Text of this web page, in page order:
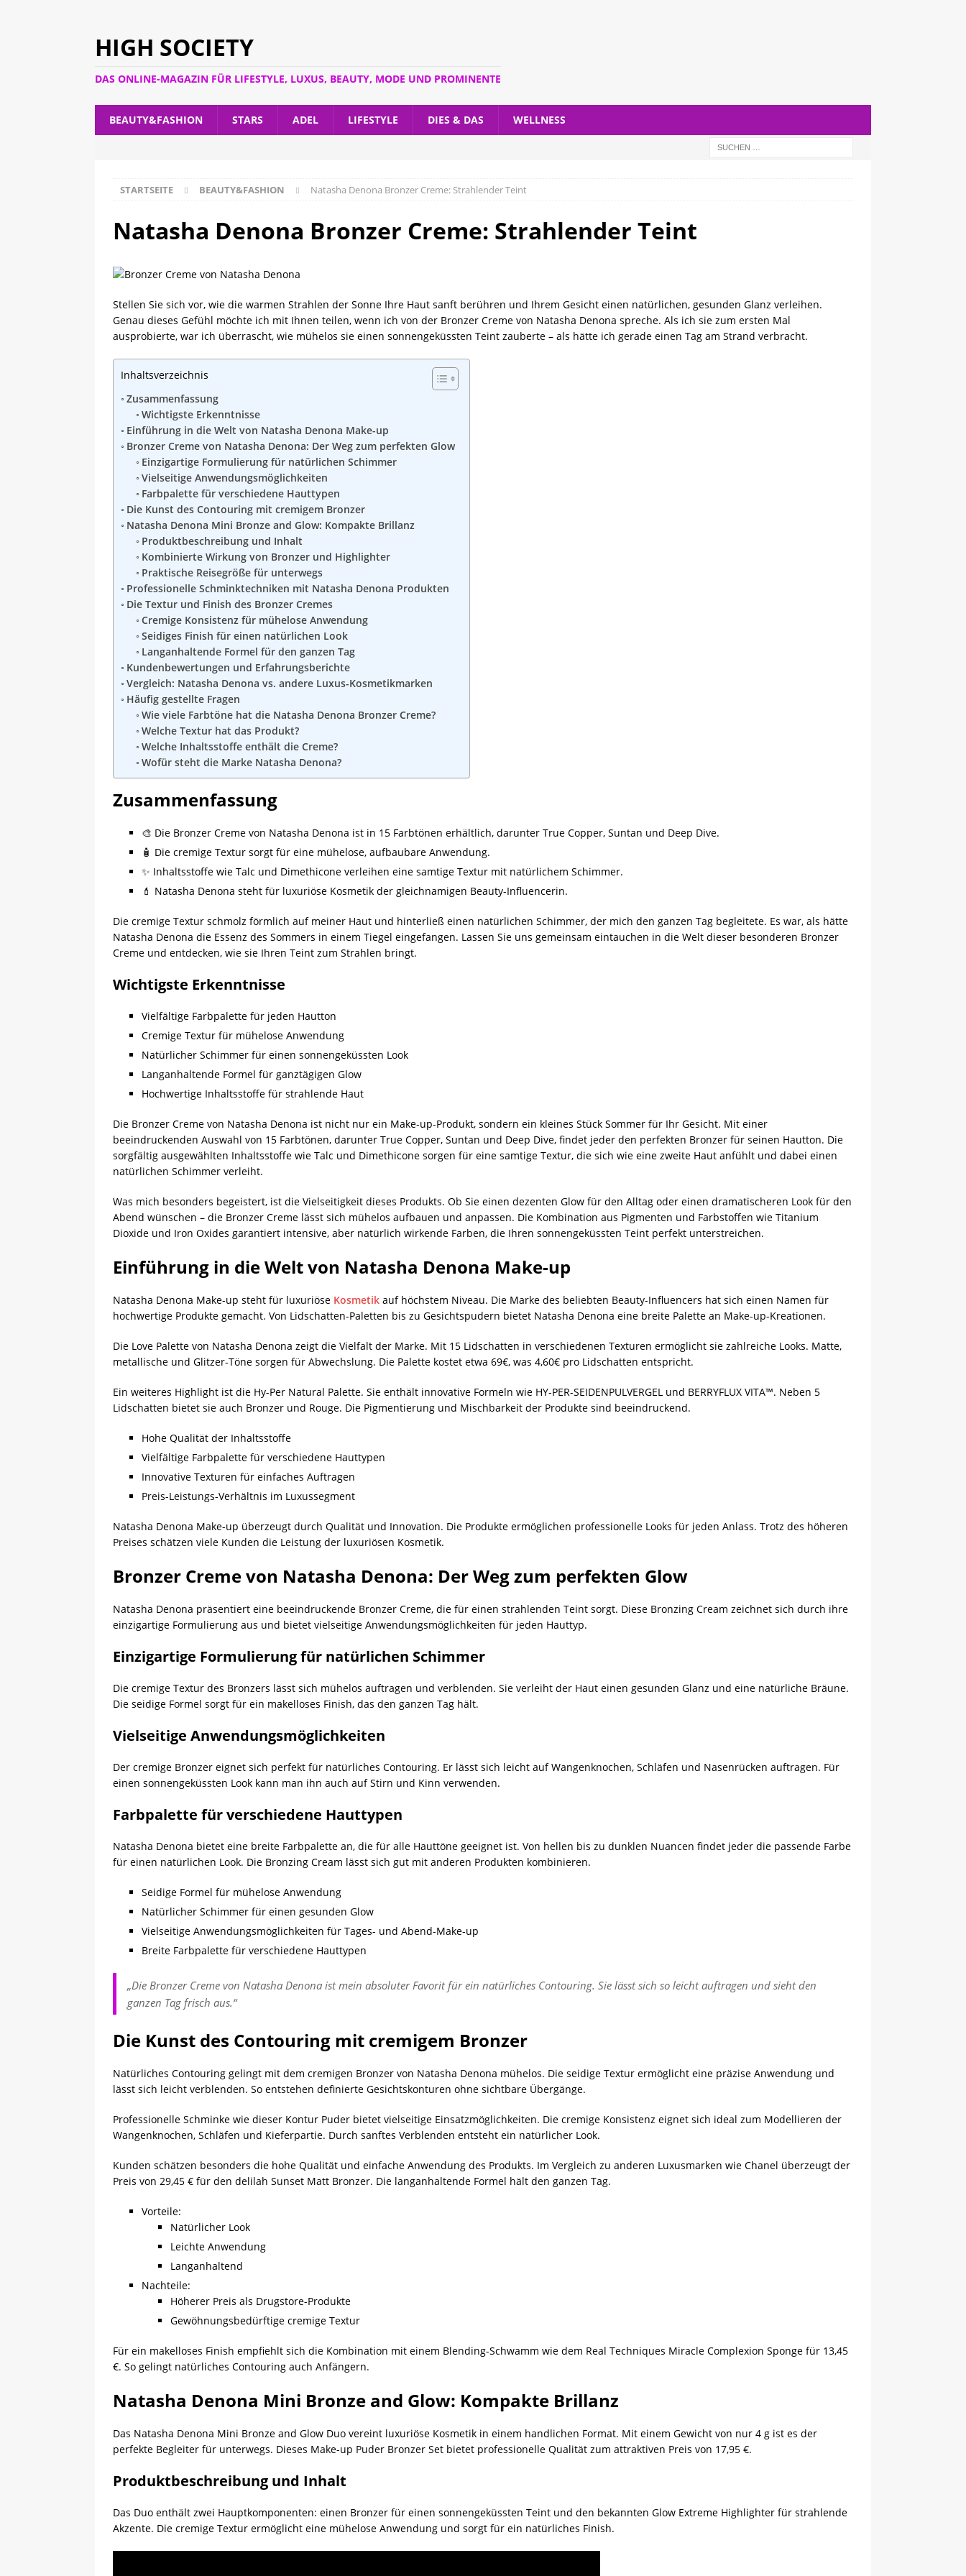
HIGH SOCIETY
DAS ONLINE-MAGAZIN FÜR LIFESTYLE, LUXUS, BEAUTY, MODE UND PROMINENTE
BEAUTY&FASHION STARS ADEL LIFESTYLE DIES & DAS WELLNESS
STARTSEITE BEAUTY&FASHION Natasha Denona Bronzer Creme: Strahlender Teint
Natasha Denona Bronzer Creme: Strahlender Teint
Stellen Sie sich vor, wie die warmen Strahlen der Sonne Ihre Haut sanft berühren und Ihrem Gesicht einen natürlichen, gesunden Glanz verleihen.
Genau dieses Gefühl möchte ich mit Ihnen teilen, wenn ich von der Bronzer Creme von Natasha Denona spreche. Als ich sie zum ersten Mal
ausprobierte, war ich überrascht, wie mühelos sie einen sonnengeküssten Teint zauberte – als hätte ich gerade einen Tag am Strand verbracht.
Inhaltsverzeichnis
Zusammenfassung
Wichtigste Erkenntnisse
Einführung in die Welt von Natasha Denona Make-up
Bronzer Creme von Natasha Denona: Der Weg zum perfekten Glow
Einzigartige Formulierung für natürlichen Schimmer
Vielseitige Anwendungsmöglichkeiten
Farbpalette für verschiedene Hauttypen
Die Kunst des Contouring mit cremigem Bronzer
Natasha Denona Mini Bronze and Glow: Kompakte Brillanz
Produktbeschreibung und Inhalt
Kombinierte Wirkung von Bronzer und Highlighter
Praktische Reisegröße für unterwegs
Professionelle Schminktechniken mit Natasha Denona Produkten
Die Textur und Finish des Bronzer Cremes
Cremige Konsistenz für mühelose Anwendung
Seidiges Finish für einen natürlichen Look
Langanhaltende Formel für den ganzen Tag
Kundenbewertungen und Erfahrungsberichte
Vergleich: Natasha Denona vs. andere Luxus-Kosmetikmarken
Häufig gestellte Fragen
Wie viele Farbtöne hat die Natasha Denona Bronzer Creme?
Welche Textur hat das Produkt?
Welche Inhaltsstoffe enthält die Creme?
Wofür steht die Marke Natasha Denona?
Zusammenfassung
🎨 Die Bronzer Creme von Natasha Denona ist in 15 Farbtönen erhältlich, darunter True Copper, Suntan und Deep Dive.
🧴 Die cremige Textur sorgt für eine mühelose, aufbaubare Anwendung.
✨ Inhaltsstoffe wie Talc und Dimethicone verleihen eine samtige Textur mit natürlichem Schimmer.
💄 Natasha Denona steht für luxuriöse Kosmetik der gleichnamigen Beauty-Influencerin.
Die cremige Textur schmolz förmlich auf meiner Haut und hinterließ einen natürlichen Schimmer, der mich den ganzen Tag begleitete. Es war, als hätte
Natasha Denona die Essenz des Sommers in einem Tiegel eingefangen. Lassen Sie uns gemeinsam eintauchen in die Welt dieser besonderen Bronzer
Creme und entdecken, wie sie Ihren Teint zum Strahlen bringt.
Wichtigste Erkenntnisse
Vielfältige Farbpalette für jeden Hautton
Cremige Textur für mühelose Anwendung
Natürlicher Schimmer für einen sonnengeküssten Look
Langanhaltende Formel für ganztägigen Glow
Hochwertige Inhaltsstoffe für strahlende Haut
Die Bronzer Creme von Natasha Denona ist nicht nur ein Make-up-Produkt, sondern ein kleines Stück Sommer für Ihr Gesicht. Mit einer
beeindruckenden Auswahl von 15 Farbtönen, darunter True Copper, Suntan und Deep Dive, findet jeder den perfekten Bronzer für seinen Hautton. Die
sorgfältig ausgewählten Inhaltsstoffe wie Talc und Dimethicone sorgen für eine samtige Textur, die sich wie eine zweite Haut anfühlt und dabei einen
natürlichen Schimmer verleiht.
Was mich besonders begeistert, ist die Vielseitigkeit dieses Produkts. Ob Sie einen dezenten Glow für den Alltag oder einen dramatischeren Look für den
Abend wünschen – die Bronzer Creme lässt sich mühelos aufbauen und anpassen. Die Kombination aus Pigmenten und Farbstoffen wie Titanium
Dioxide und Iron Oxides garantiert intensive, aber natürlich wirkende Farben, die Ihren sonnengeküssten Teint perfekt unterstreichen.
Einführung in die Welt von Natasha Denona Make-up
Natasha Denona Make-up steht für luxuriöse Kosmetik auf höchstem Niveau. Die Marke des beliebten Beauty-Influencers hat sich einen Namen für
hochwertige Produkte gemacht. Von Lidschatten-Paletten bis zu Gesichtspudern bietet Natasha Denona eine breite Palette an Make-up-Kreationen.
Die Love Palette von Natasha Denona zeigt die Vielfalt der Marke. Mit 15 Lidschatten in verschiedenen Texturen ermöglicht sie zahlreiche Looks. Matte,
metallische und Glitzer-Töne sorgen für Abwechslung. Die Palette kostet etwa 69€, was 4,60€ pro Lidschatten entspricht.
Ein weiteres Highlight ist die Hy-Per Natural Palette. Sie enthält innovative Formeln wie HY-PER-SEIDENPULVERGEL und BERRYFLUX VITA™. Neben 5
Lidschatten bietet sie auch Bronzer und Rouge. Die Pigmentierung und Mischbarkeit der Produkte sind beeindruckend.
Hohe Qualität der Inhaltsstoffe
Vielfältige Farbpalette für verschiedene Hauttypen
Innovative Texturen für einfaches Auftragen
Preis-Leistungs-Verhältnis im Luxussegment
Natasha Denona Make-up überzeugt durch Qualität und Innovation. Die Produkte ermöglichen professionelle Looks für jeden Anlass. Trotz des höheren
Preises schätzen viele Kunden die Leistung der luxuriösen Kosmetik.
Bronzer Creme von Natasha Denona: Der Weg zum perfekten Glow
Natasha Denona präsentiert eine beeindruckende Bronzer Creme, die für einen strahlenden Teint sorgt. Diese Bronzing Cream zeichnet sich durch ihre
einzigartige Formulierung aus und bietet vielseitige Anwendungsmöglichkeiten für jeden Hauttyp.
Einzigartige Formulierung für natürlichen Schimmer
Die cremige Textur des Bronzers lässt sich mühelos auftragen und verblenden. Sie verleiht der Haut einen gesunden Glanz und eine natürliche Bräune.
Die seidige Formel sorgt für ein makelloses Finish, das den ganzen Tag hält.
Vielseitige Anwendungsmöglichkeiten
Der cremige Bronzer eignet sich perfekt für natürliches Contouring. Er lässt sich leicht auf Wangenknochen, Schläfen und Nasenrücken auftragen. Für
einen sonnengeküssten Look kann man ihn auch auf Stirn und Kinn verwenden.
Farbpalette für verschiedene Hauttypen
Natasha Denona bietet eine breite Farbpalette an, die für alle Hauttöne geeignet ist. Von hellen bis zu dunklen Nuancen findet jeder die passende Farbe
für einen natürlichen Look. Die Bronzing Cream lässt sich gut mit anderen Produkten kombinieren.
Seidige Formel für mühelose Anwendung
Natürlicher Schimmer für einen gesunden Glow
Vielseitige Anwendungsmöglichkeiten für Tages- und Abend-Make-up
Breite Farbpalette für verschiedene Hauttypen
„Die Bronzer Creme von Natasha Denona ist mein absoluter Favorit für ein natürliches Contouring. Sie lässt sich so leicht auftragen und sieht den
ganzen Tag frisch aus.“
Die Kunst des Contouring mit cremigem Bronzer
Natürliches Contouring gelingt mit dem cremigen Bronzer von Natasha Denona mühelos. Die seidige Textur ermöglicht eine präzise Anwendung und
lässt sich leicht verblenden. So entstehen definierte Gesichtskonturen ohne sichtbare Übergänge.
Professionelle Schminke wie dieser Kontur Puder bietet vielseitige Einsatzmöglichkeiten. Die cremige Konsistenz eignet sich ideal zum Modellieren der
Wangenknochen, Schläfen und Kieferpartie. Durch sanftes Verblenden entsteht ein natürlicher Look.
Kunden schätzen besonders die hohe Qualität und einfache Anwendung des Produkts. Im Vergleich zu anderen Luxusmarken wie Chanel überzeugt der
Preis von 29,45 € für den delilah Sunset Matt Bronzer. Die langanhaltende Formel hält den ganzen Tag.
Vorteile:
Natürlicher Look
Leichte Anwendung
Langanhaltend
Nachteile:
Höherer Preis als Drugstore-Produkte
Gewöhnungsbedürftige cremige Textur
Für ein makelloses Finish empfiehlt sich die Kombination mit einem Blending-Schwamm wie dem Real Techniques Miracle Complexion Sponge für 13,45
€. So gelingt natürliches Contouring auch Anfängern.
Natasha Denona Mini Bronze and Glow: Kompakte Brillanz
Das Natasha Denona Mini Bronze and Glow Duo vereint luxuriöse Kosmetik in einem handlichen Format. Mit einem Gewicht von nur 4 g ist es der
perfekte Begleiter für unterwegs. Dieses Make-up Puder Bronzer Set bietet professionelle Qualität zum attraktiven Preis von 17,95 €.
Produktbeschreibung und Inhalt
Das Duo enthält zwei Hauptkomponenten: einen Bronzer für einen sonnengeküssten Teint und den bekannten Glow Extreme Highlighter für strahlende
Akzente. Die cremige Textur ermöglicht eine mühelose Anwendung und sorgt für ein natürliches Finish.